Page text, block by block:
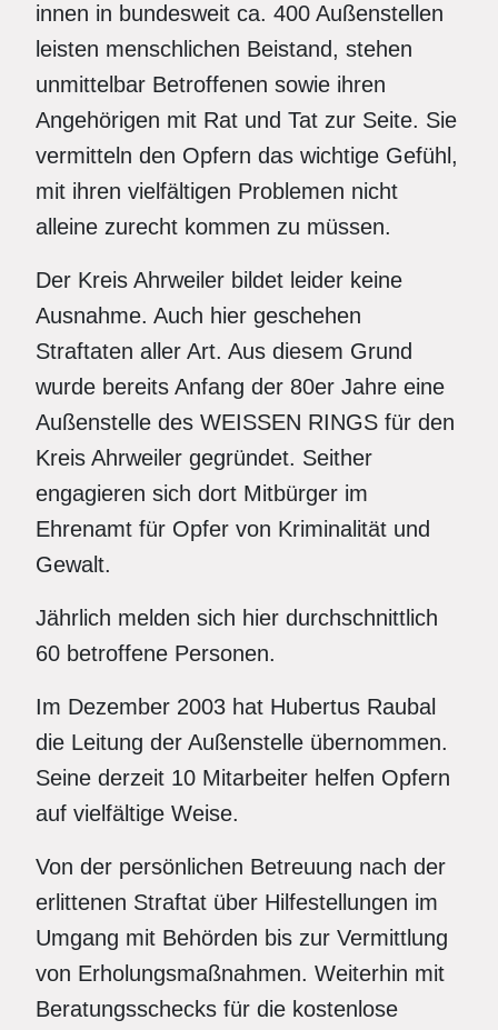
innen in bundesweit ca. 400 Außenstellen
leisten menschlichen Beistand, stehen
unmittelbar Betroffenen sowie ihren
Angehörigen mit Rat und Tat zur Seite. Sie
vermitteln den Opfern das wichtige Gefühl,
mit ihren vielfältigen Problemen nicht
alleine zurecht kommen zu müssen.
Der Kreis Ahrweiler bildet leider keine
Ausnahme. Auch hier geschehen
Straftaten aller Art. Aus diesem Grund
wurde bereits Anfang der 80er Jahre eine
Außenstelle des WEISSEN RINGS für den
Kreis Ahrweiler gegründet. Seither
engagieren sich dort Mitbürger im
Ehrenamt für Opfer von Kriminalität und
Gewalt.
Jährlich melden sich hier durchschnittlich
60 betroffene Personen.
Im Dezember 2003 hat Hubertus Raubal
die Leitung der Außenstelle übernommen.
Seine derzeit 10 Mitarbeiter helfen Opfern
auf vielfältige Weise.
Von der persönlichen Betreuung nach der
erlittenen Straftat über Hilfestellungen im
Umgang mit Behörden bis zur Vermittlung
von Erholungsmaßnahmen. Weiterhin mit
Beratungsschecks für die kostenlose